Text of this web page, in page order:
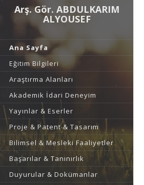
Arş. Gör. ABDULKARIM
ALYOUSEF
Ana Sayfa
Eğitim Bilgileri
Araştırma Alanları
Akademik İdari Deneyim
Yayınlar & Eserler
Proje & Patent & Tasarım
Bilimsel & Mesleki Faaliyetler
Başarılar & Tanınırlık
Duyurular & Dokümanlar